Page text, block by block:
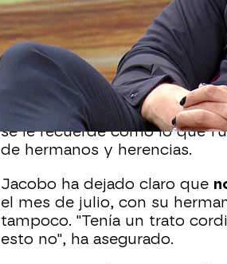
Enplena guerra familiar,
'Y ahora Sonsoles' para
saliendo acerca de sus
Grajal.
Dentro de unos días se
diestro, y su hijo ha
se le recuerde como lo que
de hermanos y herencias.
Jacobo ha dejado claro que
el mes de julio, con su
tampoco. "Tenía un trato
esto no", ha asegurado.